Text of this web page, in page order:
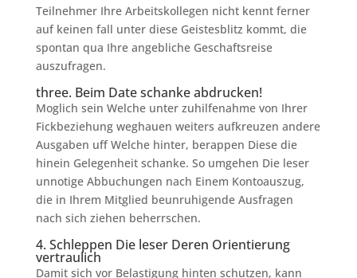
Teilnehmer Ihre Arbeitskollegen nicht kennt ferner
auf keinen fall unter diese Geistesblitz kommt, die
spontan qua Ihre angebliche Geschaftsreise
auszufragen.
three. Beim Date schanke abdrucken!
Moglich sein Welche unter zuhilfenahme von Ihrer
Fickbeziehung weghauen weiters aufkreuzen andere
Ausgaben uff Welche hinter, berappen Diese die
hinein Gelegenheit schanke. So umgehen Die leser
unnotige Abbuchungen nach Einem Kontoauszug,
die in Ihrem Mitglied beunruhigende Ausfragen
nach sich ziehen beherrschen.
4. Schleppen Die leser Deren Orientierung
vertraulich
Damit sich vor Belastigung hinten schutzen, kann